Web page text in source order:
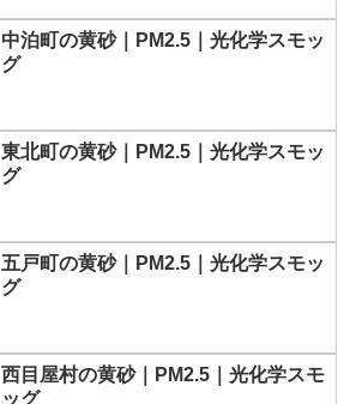
中泊町の黄砂｜PM2.5｜光化学スモッ
グ
東北町の黄砂｜PM2.5｜光化学スモッ
グ
五戸町の黄砂｜PM2.5｜光化学スモッ
グ
西目屋村の黄砂｜PM2.5｜光化学スモ
ッグ